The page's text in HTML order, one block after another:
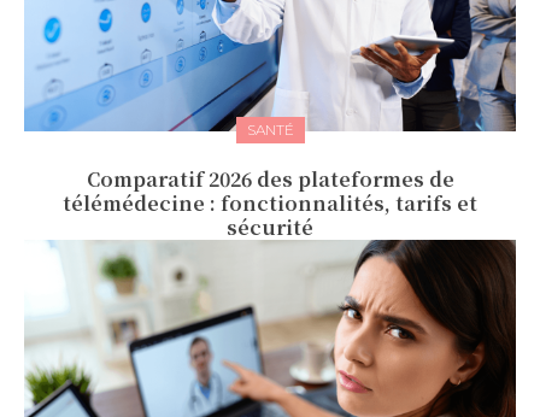
SANTÉ
Comparatif 2026 des plateformes de
télémédecine : fonctionnalités, tarifs et
sécurité